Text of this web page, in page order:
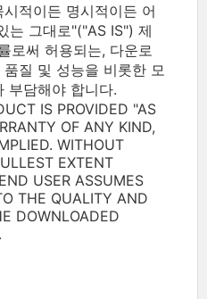
적이든 명시적이든 어
는 그대로"("AS IS") 제
로써 허용되는, 다운로
질 및 성능을 비롯한 모
부담해야 합니다.
IS PROVIDED "AS
OF ANY KIND,
WITHOUT
EXTENT
USER ASSUMES
THE QUALITY AND
DOWNLOADED